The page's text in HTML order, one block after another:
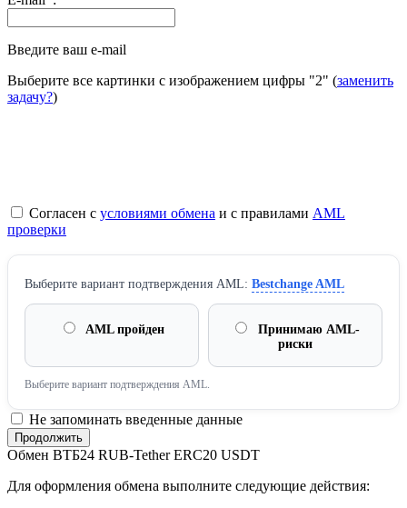
Введите ваш e-mail
Выберите все картинки с изображением цифры "2" (заменить
задачу?)
Согласен с условиями обмена и с правилами AML
проверки
Выберите вариант подтверждения AML: Bestchange AML
AML пройден
Принимаю AML-
риски
Выберите вариант подтверждения AML.
Не запоминать введенные данные
Обмен ВТБ24 RUB-Tether ERC20 USDT
Для оформления обмена выполните следующие действия: